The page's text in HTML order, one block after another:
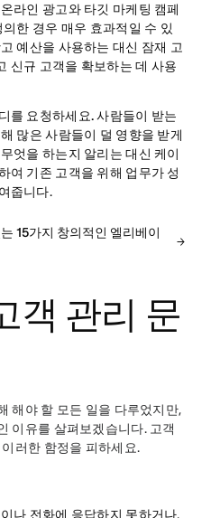
온라인 광고와 타깃 마케팅 캠페
한 경우 매우 효과적일 수 있
예산을 사용하는 대신 잠재 고
신규 고객을 확보하는 데 사용
를 요청하세요.사람들이 받는
많은 사람들이 덜 영향을 받게
엇을 하는지 알리는 대신 케이
여 기존 고객을 위해 업무가 성
줍니다.
15가지 창의적인 엘리베이
객 관리 문
해야 할 모든 일을 다루었지만,
이유를 살펴보겠습니다. 고객
러한 함정을 피하세요.
나 전화에 응답하지 못하거나,